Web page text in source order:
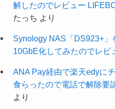
解したのでレビュー
たっち より
Synology NAS「DS923+
10GbE化してみたのでレビ
ANA Pay経由で楽天edyに
食らったので電話で解除要
より